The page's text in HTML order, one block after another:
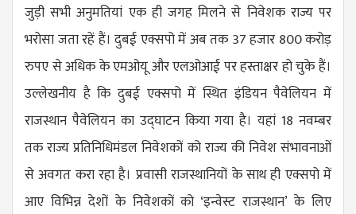
जुड़ी सभी अनुमतियां एक ही जगह मिलने से निवेशक राज्य पर
भरोसा जता रहें हैं। दुबई एक्सपो में अब तक 37 हजार 800 करोड़
रुपए से अधिक के एमओयू और एलओआई पर हस्ताक्षर हो चुके हैं।
उल्लेखनीय है कि दुबई एक्सपो में स्थित इंडियन पैवेलियन में
राजस्थान पैवेलियन का उद्घाटन किया गया है। यहां 18 नवम्बर
तक राज्य प्रतिनिधिमंडल निवेशकों को राज्य की निवेश संभावनाओं
से अवगत करा रहा है। प्रवासी राजस्थानियों के साथ ही एक्सपो में
आए विभिन्न देशों के निवेशकों को ‘इन्वेस्ट राजस्थान’ के लिए